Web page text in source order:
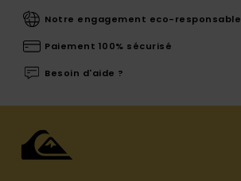
Notre engagement eco-responsable
Paiement 100% sécurisé
Besoin d'aide ?